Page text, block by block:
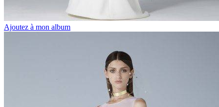
Ajoutez à mon album